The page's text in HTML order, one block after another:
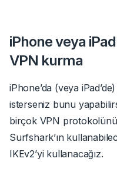
iPhone veya
VPN kurma
iPhone’da (veya
isterseniz bunu
birçok VPN
Surfshark’ın
IKEv2’yi kullanacağız.